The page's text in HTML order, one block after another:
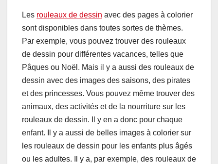
Les rouleaux de dessin avec des pages à colorier
sont disponibles dans toutes sortes de thèmes.
Par exemple, vous pouvez trouver des rouleaux
de dessin pour différentes vacances, telles que
Pâques ou Noël. Mais il y a aussi des rouleaux de
dessin avec des images des saisons, des pirates
et des princesses. Vous pouvez même trouver des
animaux, des activités et de la nourriture sur les
rouleaux de dessin. Il y en a donc pour chaque
enfant. Il y a aussi de belles images à colorier sur
les rouleaux de dessin pour les enfants plus âgés
ou les adultes. Il y a, par exemple, des rouleaux de